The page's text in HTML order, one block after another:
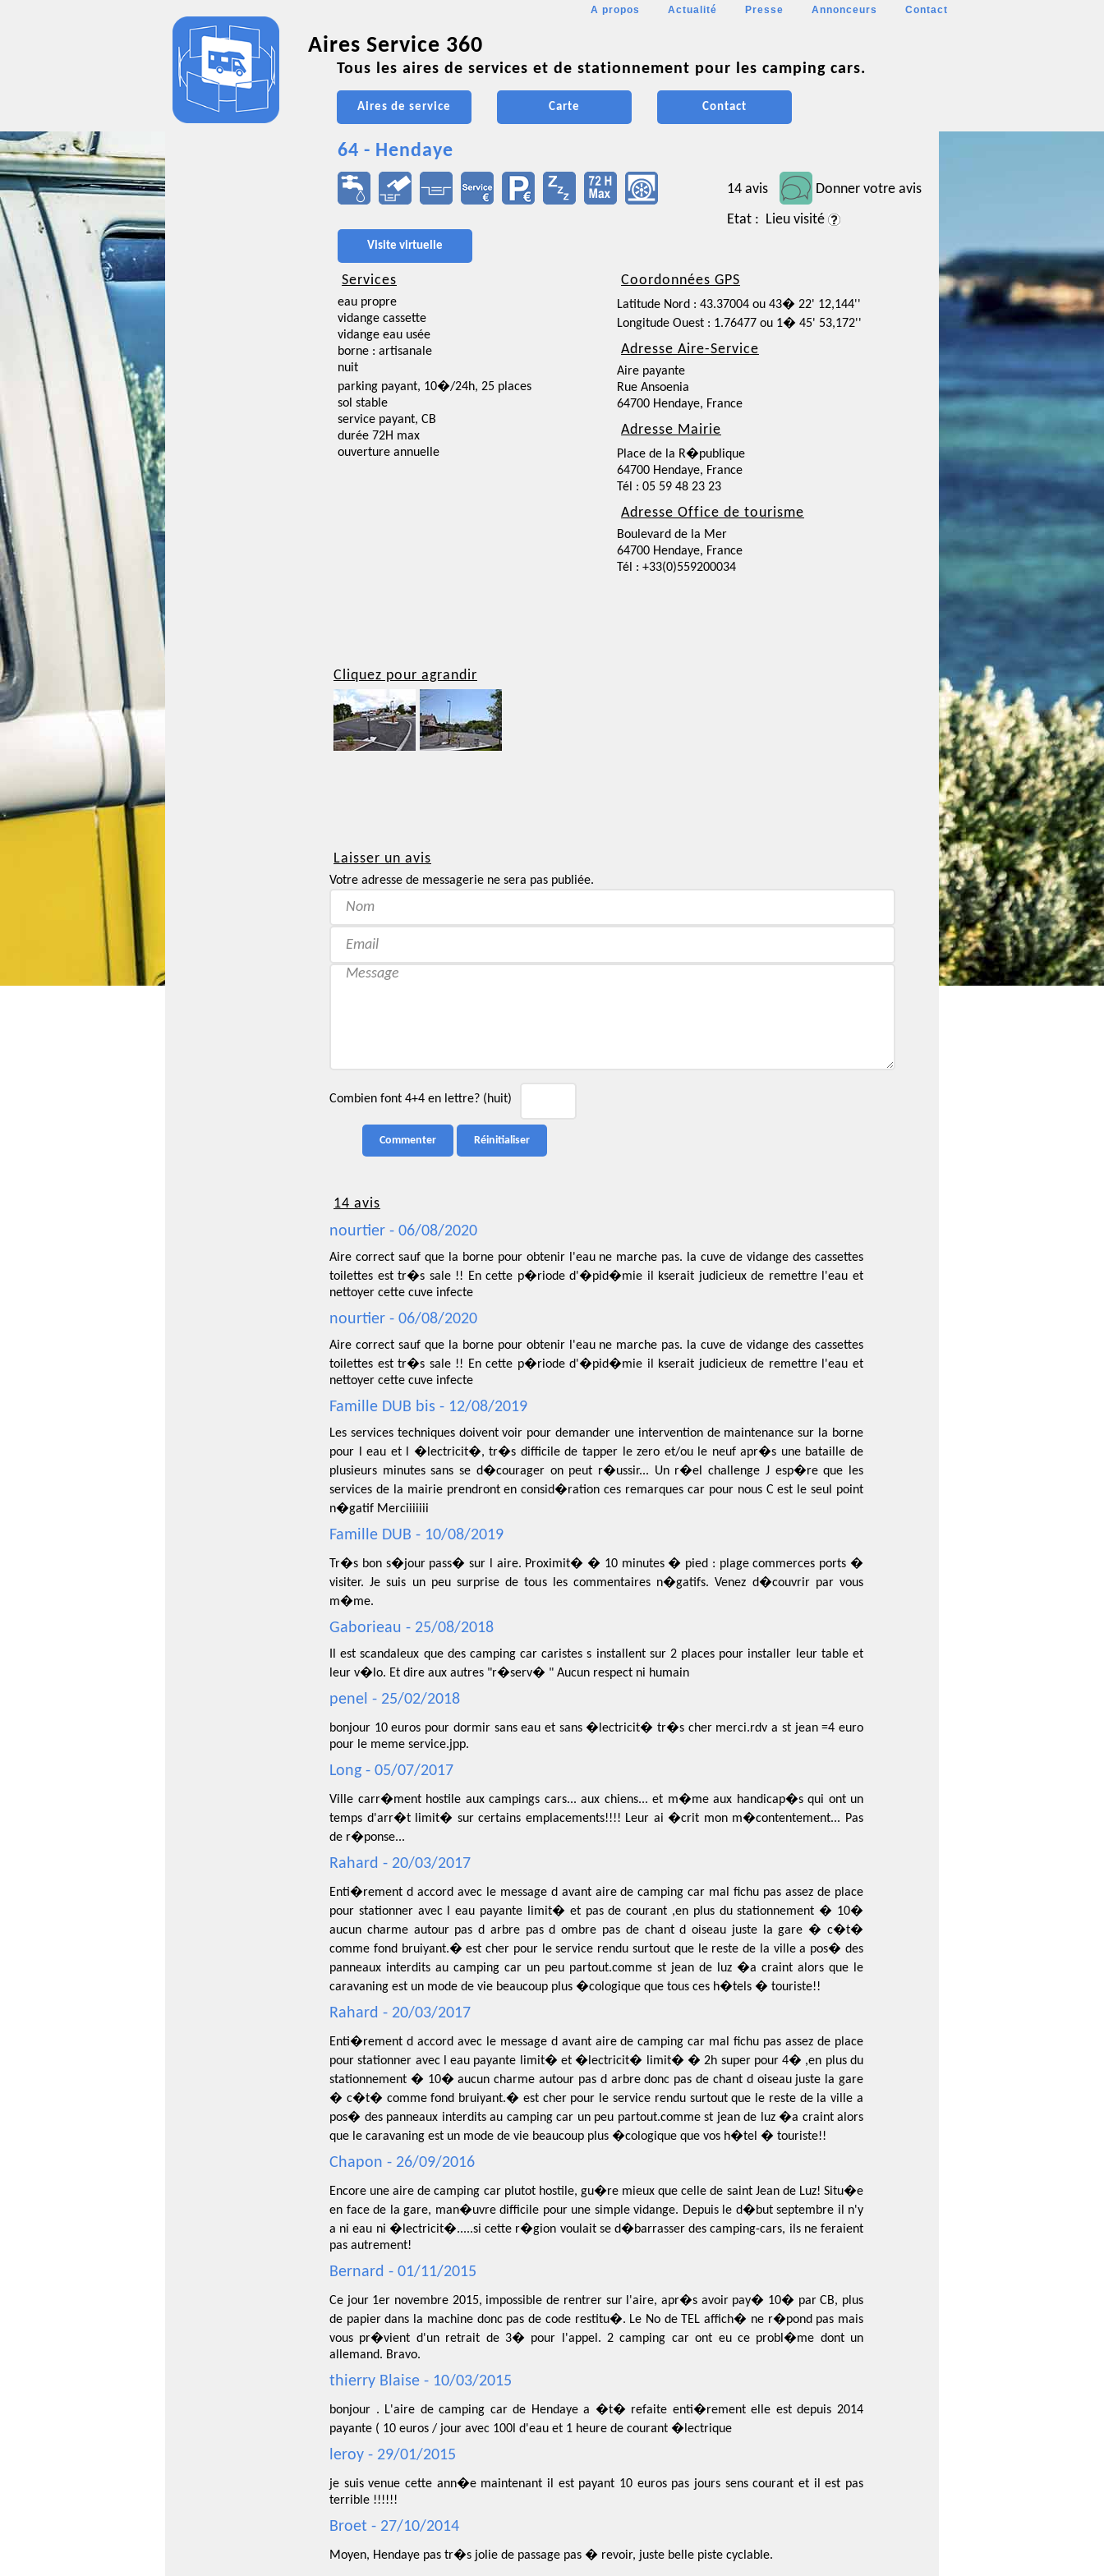
A propos Actualité Presse Annonceurs Contact
Aires Service 360
Tous les aires de services et de stationnement pour les camping cars.
Aires de service Carte Contact
64 - Hendaye
14 avis
Donner votre avis
Etat : Lieu visité
Visite virtuelle
Services
eau propre
vidange cassette
vidange eau usée
borne : artisanale
nuit
parking payant, 10�/24h, 25 places
sol stable
service payant, CB
durée 72H max
ouverture annuelle
Coordonnées GPS
Latitude Nord : 43.37004 ou 43� 22' 12,144''
Longitude Ouest : 1.76477 ou 1� 45' 53,172''
Adresse Aire-Service
Aire payante
Rue Ansoenia
64700 Hendaye, France
Adresse Mairie
Place de la R�publique
64700 Hendaye, France
Tél : 05 59 48 23 23
Adresse Office de tourisme
Boulevard de la Mer
64700 Hendaye, France
Tél : +33(0)559200034
Cliquez pour agrandir
Laisser un avis
Votre adresse de messagerie ne sera pas publiée.
Combien font 4+4 en lettre? (huit)
14 avis
nourtier - 06/08/2020
Aire correct sauf que la borne pour obtenir l'eau ne marche pas. la cuve de vidange des cassettes
toilettes est tr�s sale !! En cette p�riode d'�pid�mie il kserait judicieux de remettre l'eau et
nettoyer cette cuve infecte
nourtier - 06/08/2020
Aire correct sauf que la borne pour obtenir l'eau ne marche pas. la cuve de vidange des cassettes
toilettes est tr�s sale !! En cette p�riode d'�pid�mie il kserait judicieux de remettre l'eau et
nettoyer cette cuve infecte
Famille DUB bis - 12/08/2019
Les services techniques doivent voir pour demander une intervention de maintenance sur la borne
pour l eau et l �lectricit�, tr�s difficile de tapper le zero et/ou le neuf apr�s une bataille de
plusieurs minutes sans se d�courager on peut r�ussir... Un r�el challenge J esp�re que les
services de la mairie prendront en consid�ration ces remarques car pour nous C est le seul point
n�gatif Merciiiiiii
Famille DUB - 10/08/2019
Tr�s bon s�jour pass� sur l aire. Proximit� � 10 minutes � pied : plage commerces ports �
visiter. Je suis un peu surprise de tous les commentaires n�gatifs. Venez d�couvrir par vous
m�me.
Gaborieau - 25/08/2018
Il est scandaleux que des camping car caristes s installent sur 2 places pour installer leur table et
leur v�lo. Et dire aux autres "r�serv� " Aucun respect ni humain
penel - 25/02/2018
bonjour 10 euros pour dormir sans eau et sans �lectricit� tr�s cher merci.rdv a st jean =4 euro
pour le meme service.jpp.
Long - 05/07/2017
Ville carr�ment hostile aux campings cars... aux chiens... et m�me aux handicap�s qui ont un
temps d'arr�t limit� sur certains emplacements!!!! Leur ai �crit mon m�contentement... Pas
de r�ponse...
Rahard - 20/03/2017
Enti�rement d accord avec le message d avant aire de camping car mal fichu pas assez de place
pour stationner avec l eau payante limit� et pas de courant ,en plus du stationnement � 10�
aucun charme autour pas d arbre pas d ombre pas de chant d oiseau juste la gare � c�t�
comme fond bruiyant.� est cher pour le service rendu surtout que le reste de la ville a pos� des
panneaux interdits au camping car un peu partout.comme st jean de luz �a craint alors que le
caravaning est un mode de vie beaucoup plus �cologique que tous ces h�tels � touriste!!
Rahard - 20/03/2017
Enti�rement d accord avec le message d avant aire de camping car mal fichu pas assez de place
pour stationner avec l eau payante limit� et �lectricit� limit� � 2h super pour 4� ,en plus du
stationnement � 10� aucun charme autour pas d arbre donc pas de chant d oiseau juste la gare
� c�t� comme fond bruiyant.� est cher pour le service rendu surtout que le reste de la ville a
pos� des panneaux interdits au camping car un peu partout.comme st jean de luz �a craint alors
que le caravaning est un mode de vie beaucoup plus �cologique que vos h�tel � touriste!!
Chapon - 26/09/2016
Encore une aire de camping car plutot hostile, gu�re mieux que celle de saint Jean de Luz! Situ�e
en face de la gare, man�uvre difficile pour une simple vidange. Depuis le d�but septembre il n'y
a ni eau ni �lectricit�.....si cette r�gion voulait se d�barrasser des camping-cars, ils ne feraient
pas autrement!
Bernard - 01/11/2015
Ce jour 1er novembre 2015, impossible de rentrer sur l'aire, apr�s avoir pay� 10� par CB, plus
de papier dans la machine donc pas de code restitu�. Le No de TEL affich� ne r�pond pas mais
vous pr�vient d'un retrait de 3� pour l'appel. 2 camping car ont eu ce probl�me dont un
allemand. Bravo.
thierry Blaise - 10/03/2015
bonjour . L'aire de camping car de Hendaye a �t� refaite enti�rement elle est depuis 2014
payante ( 10 euros / jour avec 100l d'eau et 1 heure de courant �lectrique
leroy - 29/01/2015
je suis venue cette ann�e maintenant il est payant 10 euros pas jours sens courant et il est pas
terrible !!!!!!
Broet - 27/10/2014
Moyen, Hendaye pas tr�s jolie de passage pas � revoir, juste belle piste cyclable.